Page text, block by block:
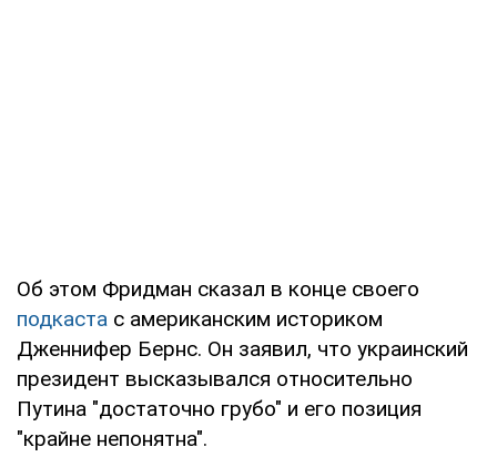
Об этом Фридман сказал в конце своего
подкаста с американским историком
Дженнифер Бернс. Он заявил, что украинский
президент высказывался относительно
Путина "достаточно грубо" и его позиция
"крайне непонятна".